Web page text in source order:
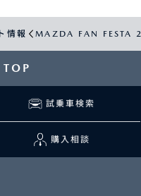
情報 MAZDA FAN FESTA
試乗車検索
購入相談